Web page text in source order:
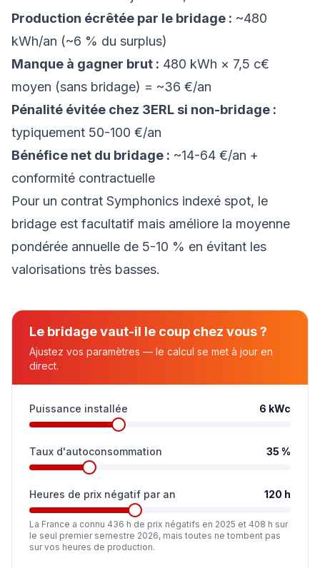
Production écrêtée par le bridage : ~480
kWh/an (~6 % du surplus)
Manque à gagner brut : 480 kWh × 7,5 c€
moyen (sans bridage) = ~36 €/an
Pénalité évitée chez 3ERL si non-bridage :
typiquement 50-100 €/an
Bénéfice net du bridage : ~14-64 €/an +
conformité contractuelle
Pour un contrat Symphonics indexé spot, le
bridage est facultatif mais améliore la moyenne
pondérée annuelle de 5-10 % en évitant les
valorisations très basses.
Le bridage vaut-il le coup chez vous ?
Ajustez vos paramètres — le calcul se met à jour en
direct.
Puissance installée 6 kWc
Taux d'autoconsommation 35 %
Heures de prix négatif par an 120 h
La France a connu 436 h de prix négatifs en 2025 et 408 h sur
le seul premier semestre 2026, mais toutes ne tombent pas
sur vos heures de production.